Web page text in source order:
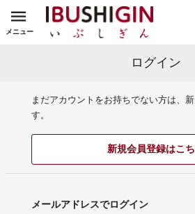
メニュー
ログイン
まだアカウントをお持ちでない方は、
す。
新規会員登録はこ
メールアドレスでログイン